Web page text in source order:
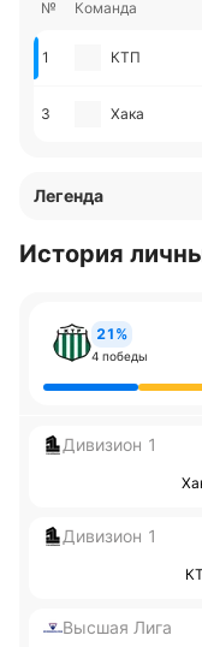
№ Команда
1 КТП
3 Хака
Легенда
История
21%
4 победы
Дивизион 1
Дивизион 1
Высшая Лига